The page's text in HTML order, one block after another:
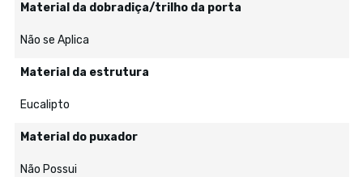
Material da dobradiça/trilho da porta
Não se Aplica
Material da estrutura
Eucalipto
Material do puxador
Não Possui